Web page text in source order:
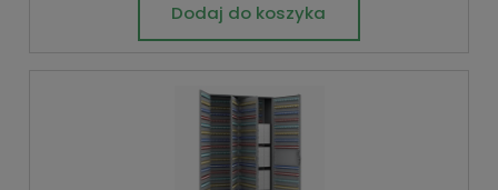
Dodaj do koszyka